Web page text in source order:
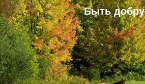
Быть добру